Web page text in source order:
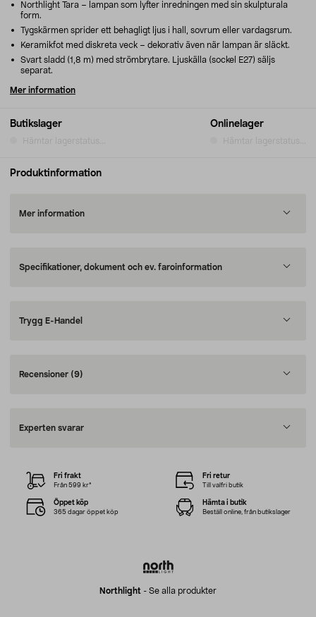
Butikslager
Hämtar lagerstatus...
Onlinelager
Hämtar lagerstatus...
Northlight Tara – lampan som lyfter inredningen med sin skulpturala
form.
Tygskärmen sprider ett behagligt ljus i hall, sovrum eller vardagsrum.
Keramikfot med diskreta veck – dekorativ även när lampan är släckt.
Svart sladd (1,8 m) med strömbrytare. Ljuskälla (sockel E27) säljs
separat.
Mer information
Produktinformation
Mer information
Specifikationer, dokument och ev. faroinformation
Trygg E-Handel
Recensioner (9)
Experten svarar
Northlight - Se alla produkter
Fri frakt
Från 599 kr*
Fri retur
Till valfri butik
Öppet köp
365 dagar öppet köp
Hämta i butik
Beställ online, från butikslager